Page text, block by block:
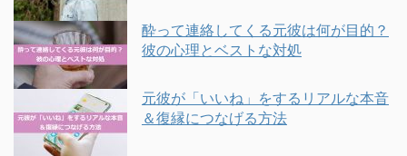
酔って連絡してくる元彼は何が目的？
彼の心理とベストな対処
元彼が「いいね」をするリアルな本音
＆復縁につなげる方法